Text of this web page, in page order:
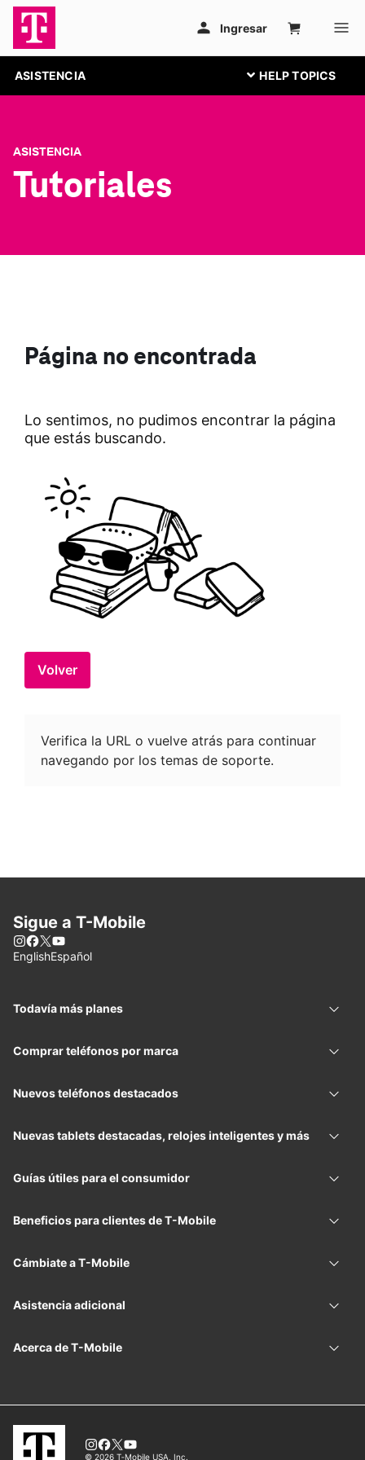
ASISTENCIA
ASISTENCIA
Tutoriales